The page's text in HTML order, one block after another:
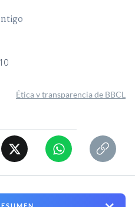
Ética y transparencia de BBCL